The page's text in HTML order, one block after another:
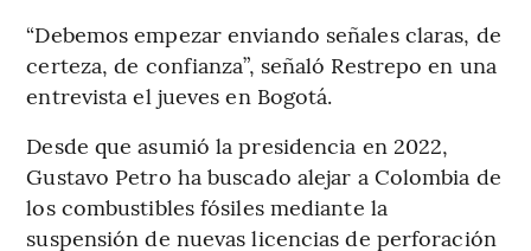
“Debemos empezar enviando señales claras, de
certeza, de confianza”, señaló Restrepo en una
entrevista el jueves en Bogotá.
Desde que asumió la presidencia en 2022,
Gustavo Petro ha buscado alejar a Colombia de
los combustibles fósiles mediante la
suspensión de nuevas licencias de perforación